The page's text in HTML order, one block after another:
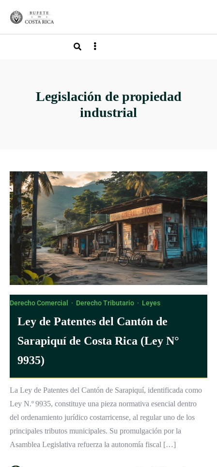
Legislación de propiedad
industrial
Derecho Comercial · Derecho Tributario · Leyes
Ley de Patentes del Cantón de
Sarapiquí de Costa Rica (Ley N°
9935)
La Ley de Patentes del Cantón de Sarapiquí, identificada como
Ley N.º 9935, constituye una pieza normativa esencial dentro
del ordenamiento jurídico costarricense, al regular uno de los
principales tributos municipales. Su promulgación por la
Asamblea Legislativa refuerza la autonomía fiscal […]